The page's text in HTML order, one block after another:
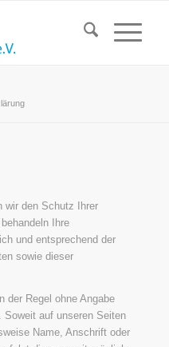
wir den Schutz Ihrer
Ihre
und entsprechend der
sowie dieser
der Regel ohne Angabe
Soweit auf unseren Seiten
Name, Anschrift oder